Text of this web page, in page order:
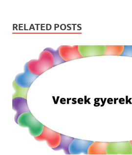
RELATED POSTS